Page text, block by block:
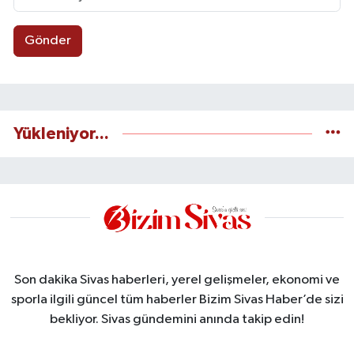
Gönder
Yükleniyor...
Son dakika Sivas haberleri, yerel gelişmeler, ekonomi ve
sporla ilgili güncel tüm haberler Bizim Sivas Haber’de sizi
bekliyor. Sivas gündemini anında takip edin!